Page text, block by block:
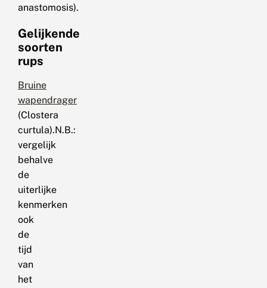
anastomosis).
Gelijkende
soorten
rups
Bruine
wapendrager
(Clostera
curtula).N.B.:
vergelijk
behalve
de
uiterlijke
kenmerken
ook
de
tijd
van
het